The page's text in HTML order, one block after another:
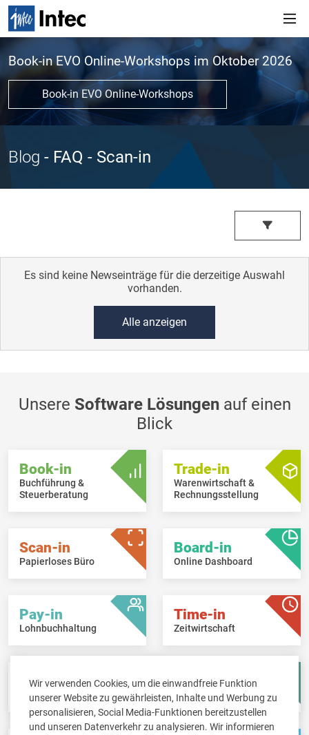
Wir verwenden Cookies, um die einwandfreie Funktion
unserer Website zu gewährleisten, Inhalte und Werbung zu
personalisieren, Social Media-Funktionen bereitzustellen
und unseren Datenverkehr zu analysieren. Wir informieren
Book-in EVO Online-Workshops im Oktober 2026
Book-in EVO Online-Workshops
Blog - FAQ - Scan-in
Es sind keine Newseinträge für die derzeitige Auswahl
vorhanden.
Alle anzeigen
Unsere Software Lösungenauf einen
Blick
Book-in
Buchführung &
Steuerberatung
Trade-in
Warenwirtschaft &
Rechnungsstellung
Scan-in
Papierloses Büro
Board-in
Online Dashboard
Pay-in
Lohnbuchhaltung
Time-in
Zeitwirtschaft
Fisc-in
Steuererklärungen
Account-in
Jahresabschlüsse